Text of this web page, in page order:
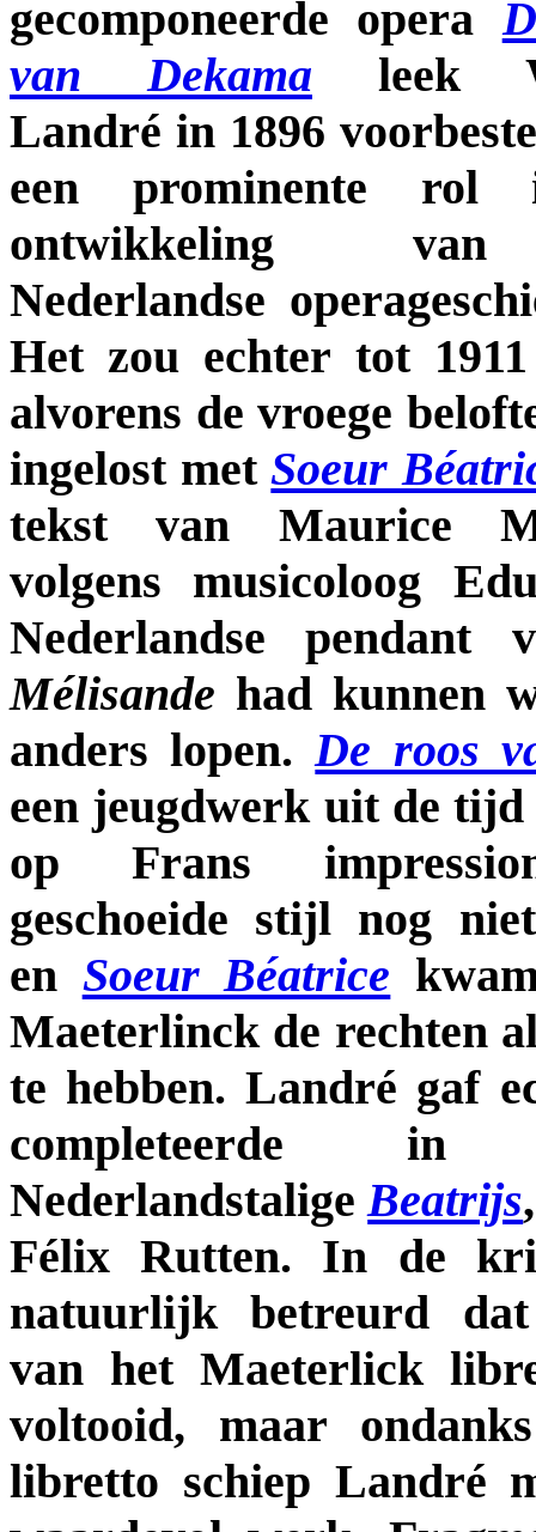
gecomponeerde opera
van Dekama leek
Landré in 1896
een prominente rol
ontwikkeling
Nederlandse
Het zou echter tot
alvorens de vroege
ingelost metSoeur
tekst van Maurice
volgens musicoloog
Nederlandse
Mélisande had kunnen
anders lopen.De roos
een jeugdwerk uit de
op Frans
geschoeide stijl nog
en Soeur Béatrice
Maeterlinck de rechten
te hebben. Landré gaf
completeerde
NederlandstaligeBeatrijs
Félix Rutten. In de
natuurlijk betreurd
van het Maeterlick
voltooid, maar
libretto schiep Landré